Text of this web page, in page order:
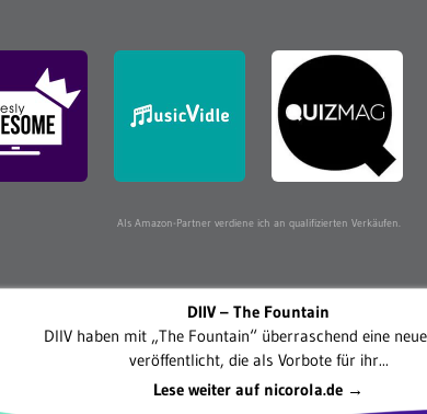
Als Amazon-Partner verdiene ich an qualifizierten Verkäufen.
DIIV – The Fountain
DIIV haben mit „The Fountain“ überraschend eine
veröffentlicht, die als Vorbote für ihr...
Lese weiter auf nicorola.de →